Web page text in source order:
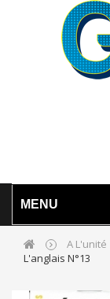
MENU
A L'unité
L'anglais N°13